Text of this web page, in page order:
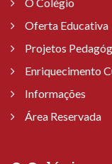
Oferta Educativa
Projetos
Enriquecimento
Informações
Área Reservada